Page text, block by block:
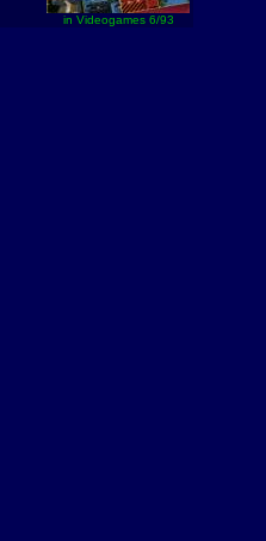
in Videogames 6/93